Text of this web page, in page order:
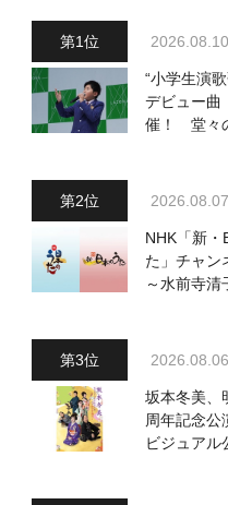
2026.08.10
“小学生演
デビュー曲
催！ 堂々
2026.08.07
NHK「新・
た」チャ
～水前寺清
2026.08.06
坂本冬美、
周年記念公
ビジュア